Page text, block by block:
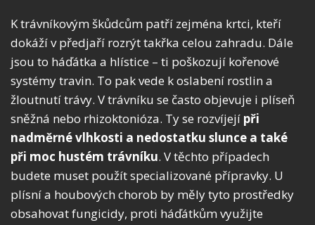
K trávníkovým škůdcům patří zejména krtci, kteří
dokáží v předjaří rozrýt takřka celou zahradu. Dále
jsou to háďátka a hlístice – ti poškozují kořenové
systémy travin. To pak vede k oslabení rostlin a
žloutnutí trávy. V trávníku se často objevuje i plíseň
sněžná nebo rhizoktonióza. Ty se rozvíjejí při
nadměrné vlhkosti a nedostatku slunce a také
při moc hustém trávníku. V těchto případech
budete muset použít specializované přípravky. U
plísní a houbových chorob by měly tyto prostředky
obsahovat fungicidy, proti háďátkům využijte